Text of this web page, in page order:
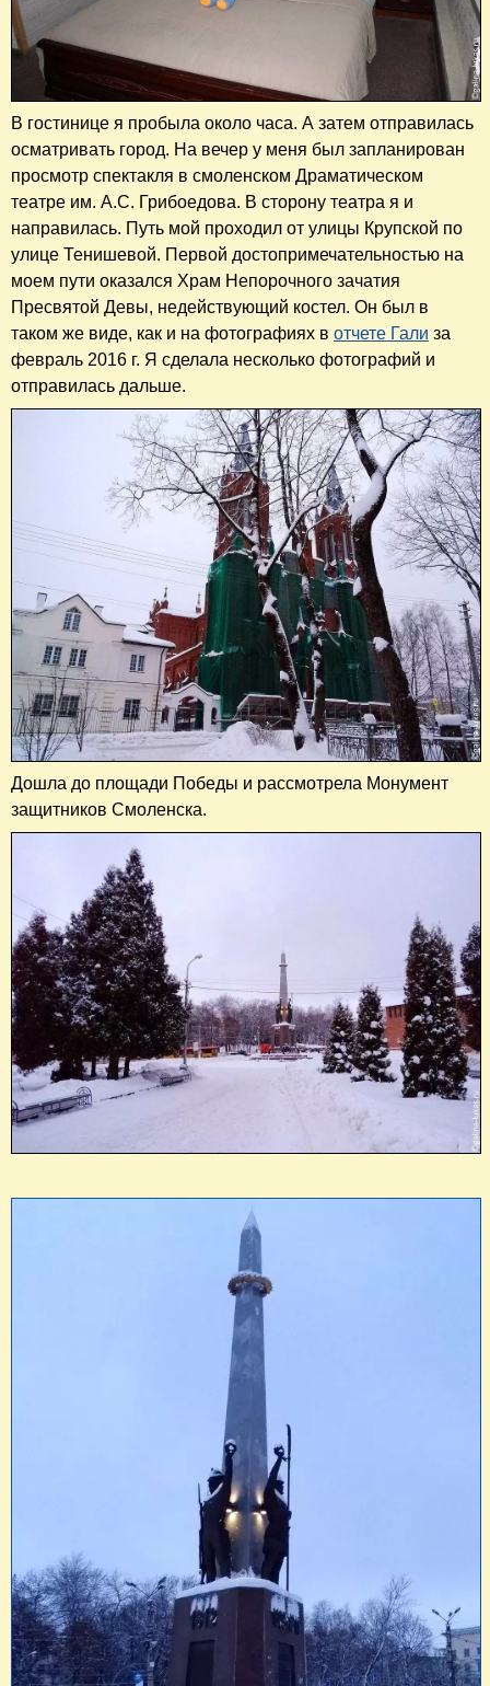
В гостинице я пробыла около часа. А затем отправилась
осматривать город. На вечер у меня был запланирован
просмотр спектакля в смоленском Драматическом
театре им. А.С. Грибоедова. В сторону театра я и
направилась. Путь мой проходил от улицы Крупской по
улице Тенишевой. Первой достопримечательностью на
моем пути оказался Храм Непорочного зачатия
Пресвятой Девы, недействующий костел. Он был в
таком же виде, как и на фотографиях в отчете Гали за
февраль 2016 г. Я сделала несколько фотографий и
отправилась дальше.
Дошла до площади Победы и рассмотрела Монумент
защитников Смоленска.